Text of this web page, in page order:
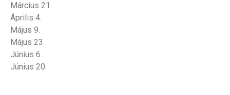
Március 21.
Április 4.
Május 9.
Május 23.
Június 6.
Június 20.